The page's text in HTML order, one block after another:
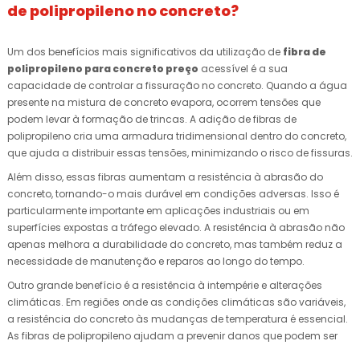
de polipropileno no concreto?
Um dos benefícios mais significativos da utilização de fibra de
polipropileno para concreto preço acessível é a sua
capacidade de controlar a fissuração no concreto. Quando a água
presente na mistura de concreto evapora, ocorrem tensões que
podem levar à formação de trincas. A adição de fibras de
polipropileno cria uma armadura tridimensional dentro do concreto,
que ajuda a distribuir essas tensões, minimizando o risco de fissuras.
Além disso, essas fibras aumentam a resistência à abrasão do
concreto, tornando-o mais durável em condições adversas. Isso é
particularmente importante em aplicações industriais ou em
superfícies expostas a tráfego elevado. A resistência à abrasão não
apenas melhora a durabilidade do concreto, mas também reduz a
necessidade de manutenção e reparos ao longo do tempo.
Outro grande benefício é a resistência à intempérie e alterações
climáticas. Em regiões onde as condições climáticas são variáveis,
a resistência do concreto às mudanças de temperatura é essencial.
As fibras de polipropileno ajudam a prevenir danos que podem ser